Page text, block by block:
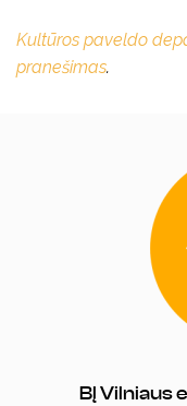
Kultūros paveldo
pranešimas.
BĮ Vilniaus